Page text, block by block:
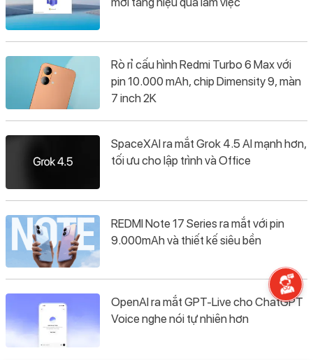
Rò rỉ cấu hình Redmi Turbo 6 Max với
pin 10.000 mAh, chip Dimensity 9, màn
7 inch 2K
SpaceXAI ra mắt Grok 4.5 AI mạnh hơn,
tối ưu cho lập trình và Office
REDMI Note 17 Series ra mắt với pin
9.000mAh và thiết kế siêu bền
OpenAI ra mắt GPT-Live cho ChatGPT
Voice nghe nói tự nhiên hơn